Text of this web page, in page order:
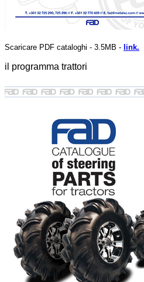
Scaricare PDF cataloghi - 3.5MB - link.
il programma trattori